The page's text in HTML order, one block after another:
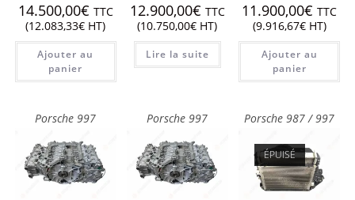
14.500,00€ TTC
(12.083,33€ HT)
Ajouter au
panier
12.900,00€ TTC
(10.750,00€ HT)
Lire la suite
11.900,00€ TTC
(9.916,67€HT)
Ajouter au
panier
Porsche 997 Porsche 997 Porsche 987 / 997
ÉPUISÉ